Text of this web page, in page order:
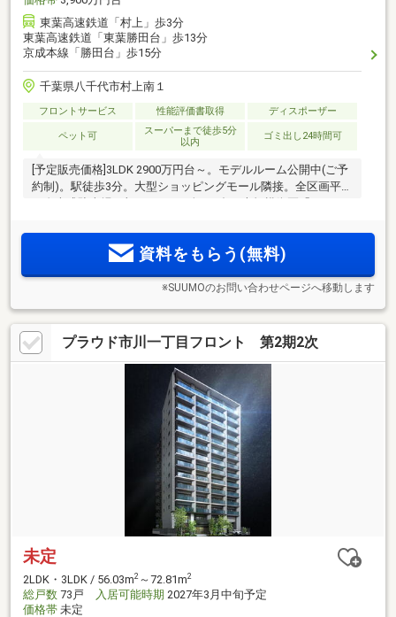
東葉高速鉄道「村上」歩3分
東葉高速鉄道「東葉勝田台」歩13分
京成本線「勝田台」歩15分
千葉県八千代市村上南１
フロントサービス 性能評価書取得 ディスポーザー
ペット可
スーパーまで徒歩5分
以内
ゴミ出し24時間可
[予定販売価格]3LDK 2900万円台～。モデルルーム公開中(ご予
約制)。駅徒歩3分。大型ショッピングモール隣接。全区画平置
＆自走式駐車場月額900円～。全967邸の大規模街区「ウエリ
プランバリエーション。
資料をもらう(無料)
※SUUMOのお問い合わせページへ移動します
プラウド市川一丁目フロント 第2期2次
未定
2LDK・3LDK / 56.03m2 ～72.81m2
総戸数 73戸 入居可能時期 2027年3月中旬予定
価格帯 未定